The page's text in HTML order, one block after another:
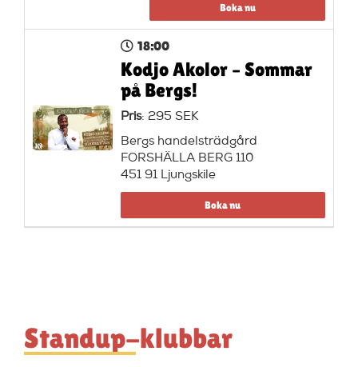
Boka nu
18:00
Kodjo Akolor – Sommar
på Bergs!
Pris: 295 SEK
Bergs handelsträdgård
FORSHÄLLA BERG 110
451 91 Ljungskile
Boka nu
Standup-klubbar